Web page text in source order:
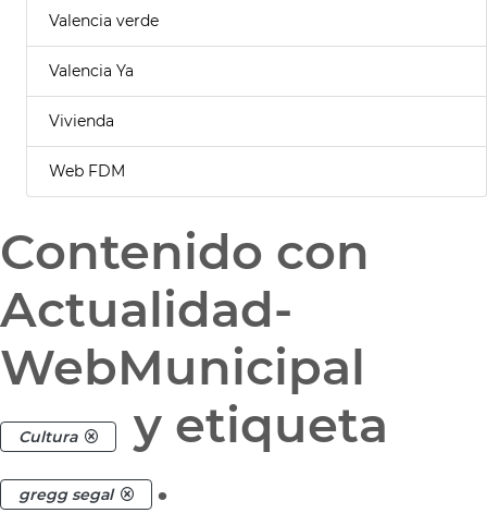
Valencia verde
Valencia Ya
Vivienda
Web FDM
Contenido con
Actualidad-
WebMunicipal
Cultura y etiqueta
gregg segal .